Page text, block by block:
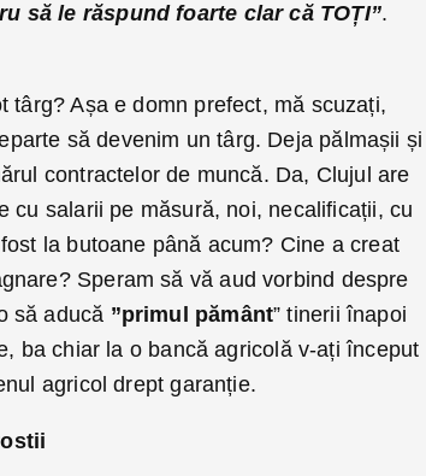
să le răspund foarte clar că TOȚI”.
târg? Așa e domn prefect, mă scuzați,
să devenim un târg. Deja pălmașii și
contractelor de muncă. Da, Clujul are
cu salarii pe măsură, noi, necalificații, cu
la butoane până acum? Cine a creat
Speram să vă aud vorbind despre
să aducă ”primul pământ” tinerii înapoi
ba chiar la o bancă agricolă v-ați început
agricol drept garanție.